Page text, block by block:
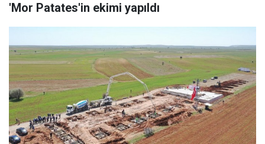
'Mor Patates'in ekimi yapıldı